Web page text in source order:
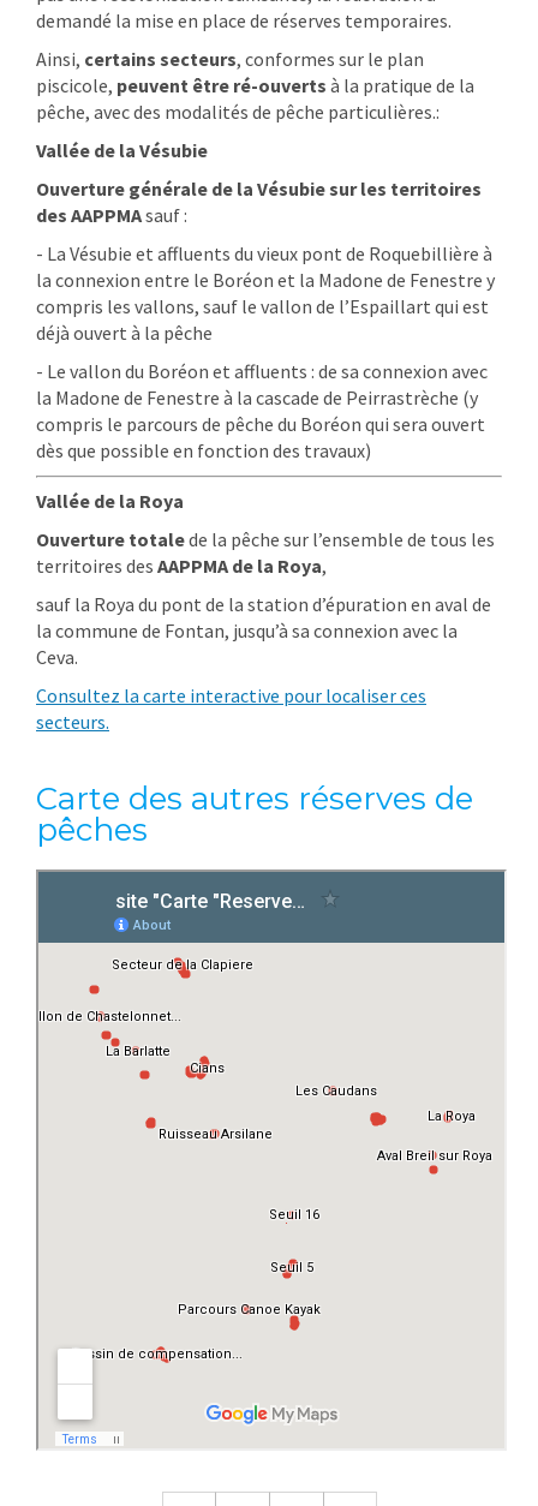
demandé la mise en place de réserves temporaires.
Ainsi, certains secteurs, conformes sur le plan
piscicole, peuvent être ré-ouverts à la pratique de la
pêche, avec des modalités de pêche particulières.:
Vallée de la Vésubie
Ouverture générale de la Vésubie sur les territoires
des AAPPMAsauf :
- La Vésubie et affluents du vieux pont de Roquebillière à
la connexion entre le Boréon et la Madone de Fenestre y
compris les vallons, sauf le vallon de l’Espaillart qui est
déjà ouvert à la pêche
- Le vallon du Boréon et affluents : de sa connexion avec
la Madone de Fenestre à la cascade de Peirrastrèche (y
compris le parcours de pêche du Boréon qui sera ouvert
dès que possible en fonction des travaux)
Vallée de la Roya
Ouverture totalede la pêche sur l’ensemble de tous les
territoires des AAPPMA de la Roya,
sauf la Roya du pont de la station d’épuration en aval de
la commune de Fontan, jusqu’à sa connexion avec la
Ceva.
Consultez la carte interactive pour localiser ces
secteurs.
Carte des autres réserves de
pêches